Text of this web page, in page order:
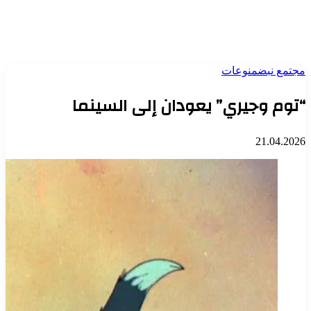
مجتمع نبضمنوعات
“توم وجيري” يعودان إلى السينما
21.04.2026